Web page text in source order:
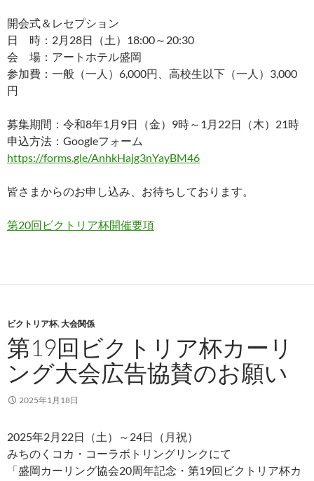
開会式＆レセプション
日 時：2月28日（土）18:00～20:30
会 場：アートホテル盛岡
参加費：一般（一人）6,000円、高校生以下（一人）3,000
円
募集期間：令和8年1月9日（金）9時～1月22日（木）21時
申込方法：Googleフォーム
https://forms.gle/AnhkHajg3nYayBM46
皆さまからのお申し込み、お待ちしております。
第20回ビクトリア杯開催要項
ビクトリア杯,大会関係
第19回ビクトリア杯カーリ
ング大会広告協賛のお願い
2025年1月18日
2025年2月22日（土）～24日（月祝）
みちのくコカ・コーラボトリングリンクにて
「盛岡カーリング協会20周年記念・第19回ビクトリア杯カ